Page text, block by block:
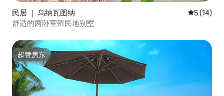
民居 ｜ 乌纳瓦图纳 平均评分
5 (14)
舒适的两卧室殖民地别墅
超赞房东
超赞房东